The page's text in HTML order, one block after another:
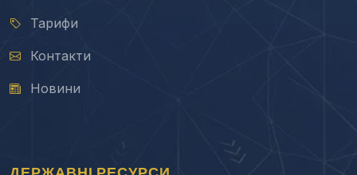
Тарифи
Контакти
Новини